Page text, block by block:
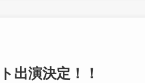
出演決定！！